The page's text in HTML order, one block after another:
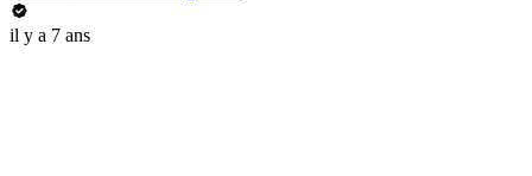
il y a 7 ans